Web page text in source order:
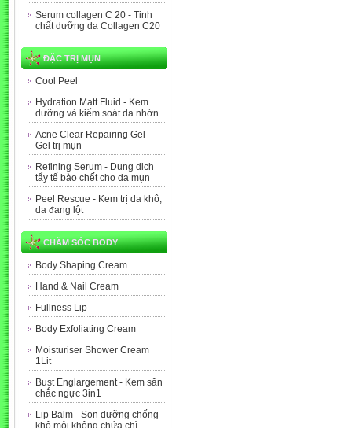
Serum collagen C 20 - Tinh
chất dưỡng da Collagen C20
ĐẶC TRỊ MỤN
Cool Peel
Hydration Matt Fluid - Kem
dưỡng và kiểm soát da nhờn
Acne Clear Repairing Gel -
Gel trị mụn
Refining Serum - Dung dich
tẩy tế bào chết cho da mụn
Peel Rescue - Kem trị da khô,
da đang lột
CHĂM SÓC BODY
Body Shaping Cream
Hand & Nail Cream
Fullness Lip
Body Exfoliating Cream
Moisturiser Shower Cream
1Lit
Bust Englargement - Kem săn
chắc ngực 3in1
Lip Balm - Son dưỡng chống
khô môi không chứa chì